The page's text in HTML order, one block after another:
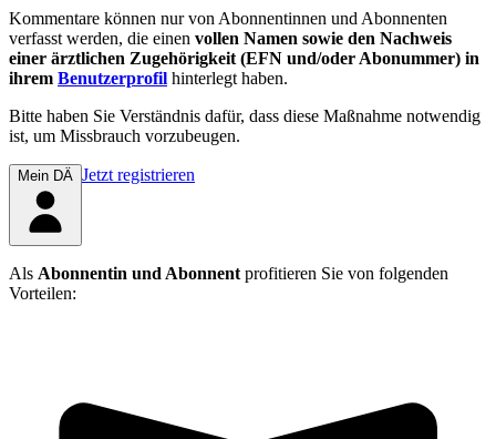
Kommentare können nur von Abonnentinnen und Abonnenten
verfasst werden, die einen vollen Namen sowie den Nachweis
einer ärztlichen Zugehörigkeit (EFN und/oder Abonummer) in
ihrem Benutzerprofil hinterlegt haben.
Bitte haben Sie Verständnis dafür, dass diese Maßnahme notwendig
ist, um Missbrauch vorzubeugen.
Mein DÄ Jetzt registrieren
Als Abonnentin und Abonnentprofitieren Sie von folgenden
Vorteilen: